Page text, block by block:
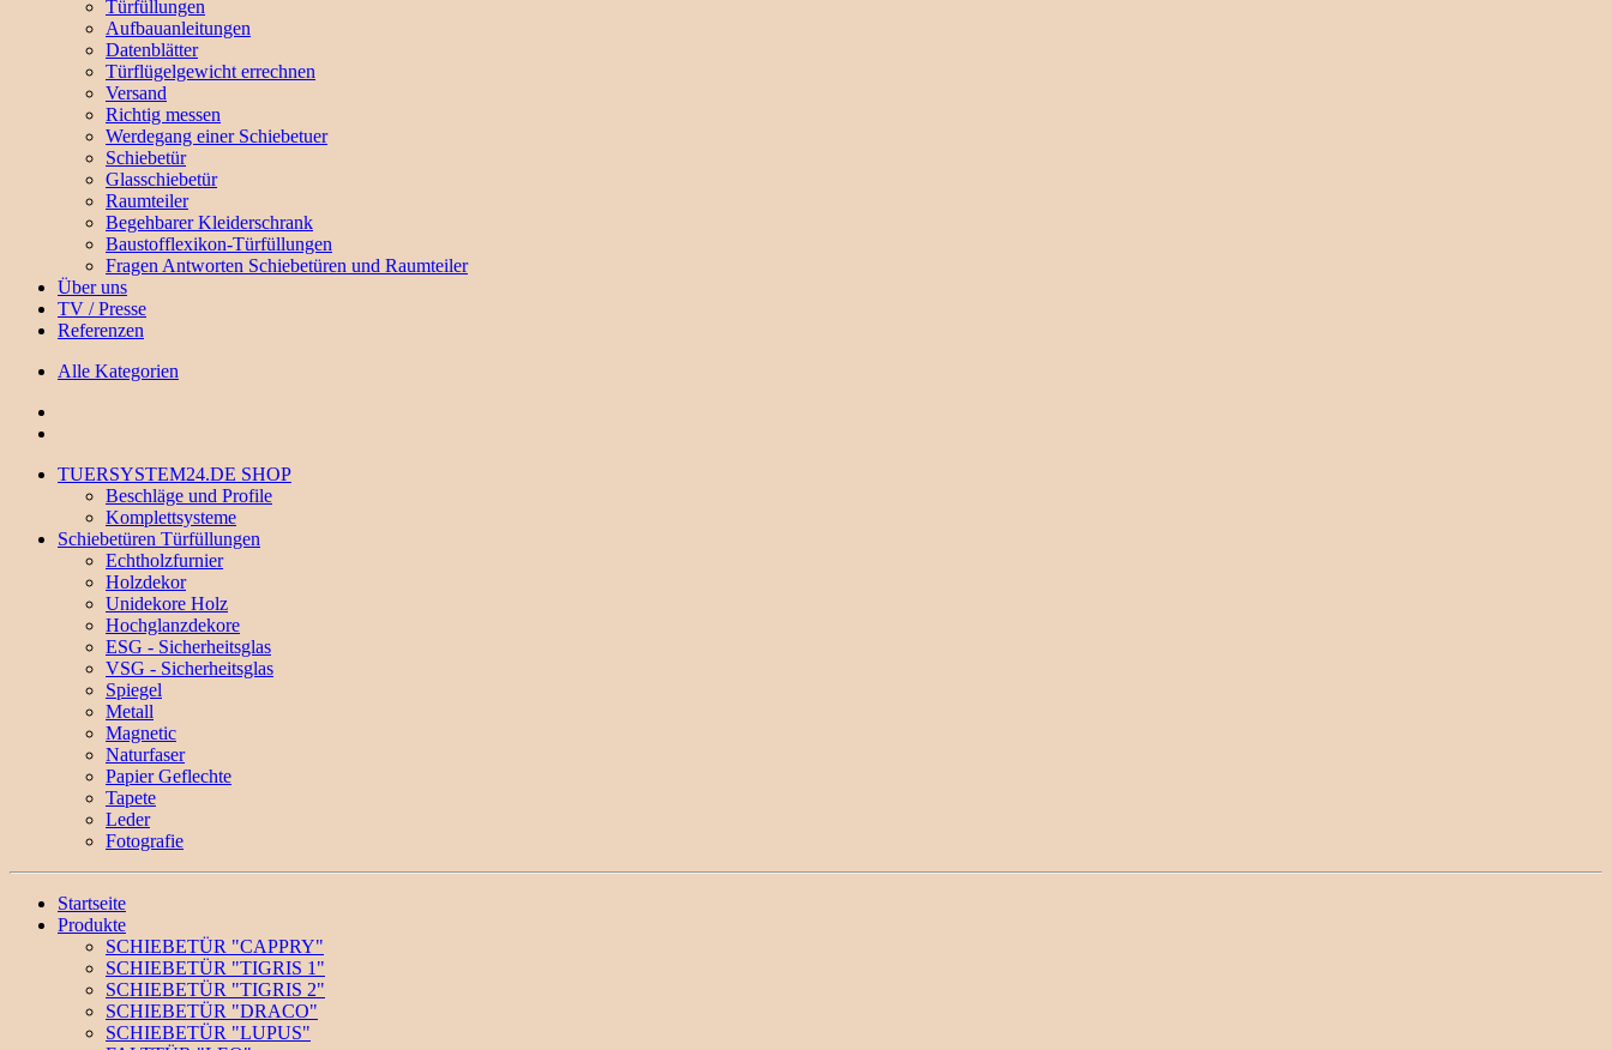
Türfüllungen
Aufbauanleitungen
Datenblätter
Türflügelgewicht errechnen
Versand
Richtig messen
Werdegang einer Schiebetuer
Schiebetür
Glasschiebetür
Raumteiler
Begehbarer Kleiderschrank
Baustofflexikon-Türfüllungen
Fragen Antworten Schiebetüren und Raumteiler
Über uns
TV / Presse
Referenzen
Alle Kategorien
TUERSYSTEM24.DE SHOP
Beschläge und Profile
Komplettsysteme
Schiebetüren Türfüllungen
Echtholzfurnier
Holzdekor
Unidekore Holz
Hochglanzdekore
ESG - Sicherheitsglas
VSG - Sicherheitsglas
Spiegel
Metall
Magnetic
Naturfaser
Papier Geflechte
Tapete
Leder
Fotografie
Startseite
Produkte
SCHIEBETÜR "CAPPRY"
SCHIEBETÜR "TIGRIS 1"
SCHIEBETÜR "TIGRIS 2"
SCHIEBETÜR "DRACO"
SCHIEBETÜR "LUPUS"